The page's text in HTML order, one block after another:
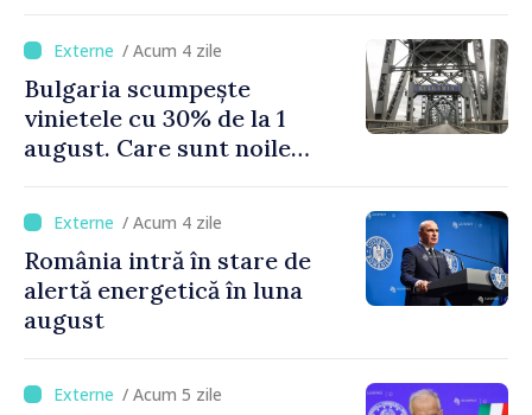
de Napoli
/ Acum 4 zile
Bulgaria scumpește
vinietele cu 30% de la 1
august. Care sunt noile
/ Acum 4 zile
România intră în stare de
alertă energetică în luna
august
/ Acum 5 zile